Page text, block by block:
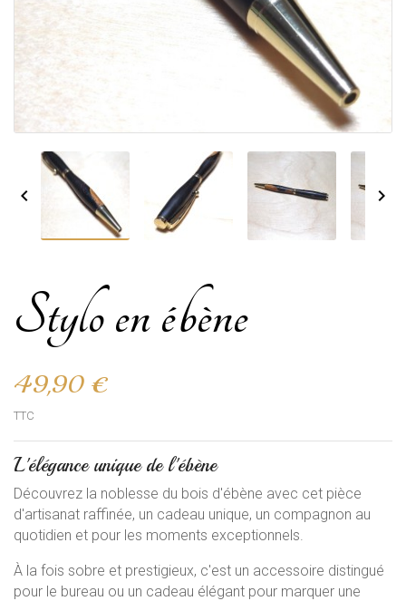
 
Stylo en ébène
49,90 €
TTC
L'élégance unique de l'ébène
Découvrez la noblesse du bois d'ébène avec cet pièce
d'artisanat raffinée, un cadeau unique, un compagnon au
quotidien et pour les moments exceptionnels.
À la fois sobre et prestigieux, c'est un accessoire distingué
pour le bureau ou un cadeau élégant pour marquer une